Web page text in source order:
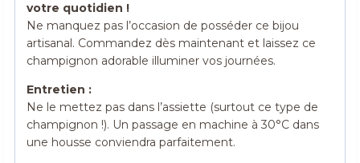
votre quotidien !
Ne manquez pas l’occasion de posséder ce bijou
artisanal. Commandez dès maintenant et laissez ce
champignon adorable illuminer vos journées.
Entretien :
Ne le mettez pas dans l’assiette (surtout ce type de
champignon !). Un passage en machine à 30°C dans
une housse conviendra parfaitement.